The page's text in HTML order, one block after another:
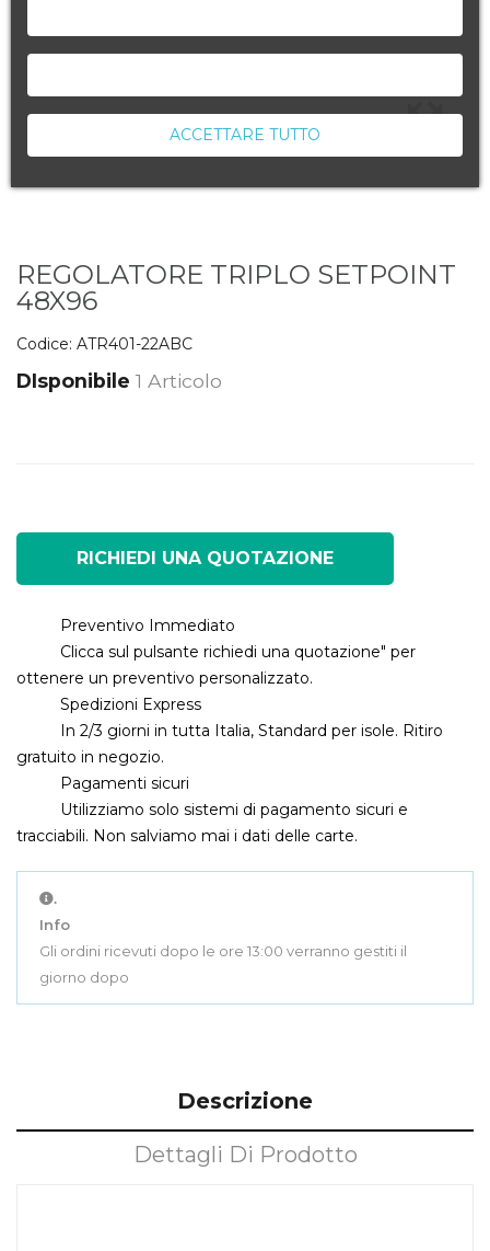
REGOLATORE TRIPLO SETPOINT
48X96
Codice: ATR401-22ABC
DIsponibile 1 Articolo
RICHIEDI UNA QUOTAZIONE
Preventivo Immediato
Clicca sul pulsante richiedi una quotazione" per
ottenere un preventivo personalizzato.
Spedizioni Express
In 2/3 giorni in tutta Italia, Standard per isole. Ritiro
gratuito in negozio.
Pagamenti sicuri
Utilizziamo solo sistemi di pagamento sicuri e
tracciabili. Non salviamo mai i dati delle carte.
.
Info
Gli ordini ricevuti dopo le ore 13:00 verranno gestiti il
giorno dopo
Descrizione
Dettagli Di Prodotto
ACCETTARE TUTTO